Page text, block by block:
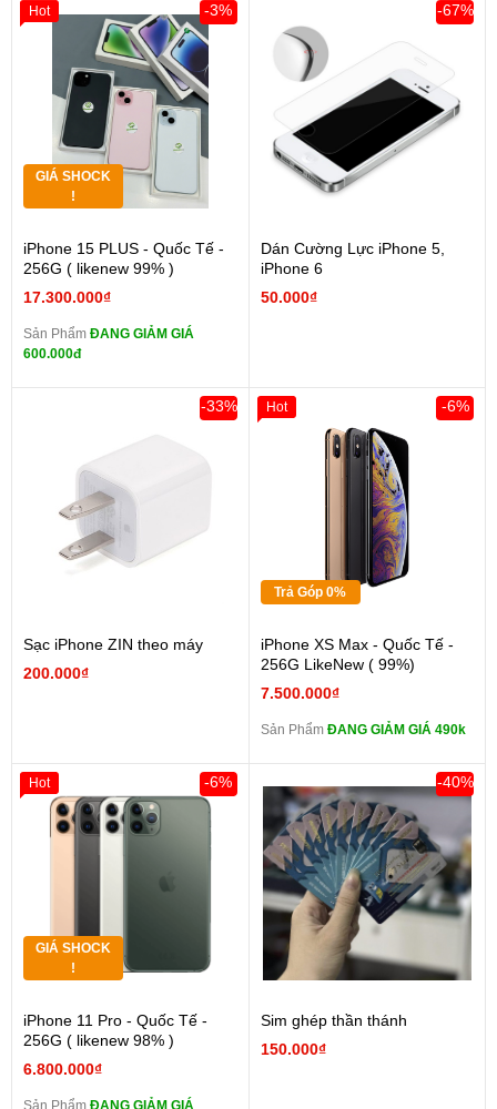
GIÁ SHOCK
!
iPhone 15 PLUS - Quốc Tế -
256G ( likenew 99% )
17.300.000₫
-3%
Sản Phẩm ĐANG GIẢM GIÁ
600.000đ
Hot
Dán Cường Lực iPhone 5,
iPhone 6
50.000₫
-67%
Sạc iPhone ZIN theo máy
200.000₫
-33%
Trả Góp 0%
iPhone XS Max - Quốc Tế -
256G LikeNew ( 99%)
7.500.000₫
-6%
Sản Phẩm ĐANG GIẢM GIÁ 490k
Hot
GIÁ SHOCK
!
iPhone 11 Pro - Quốc Tế -
256G ( likenew 98% )
6.800.000₫
-6%
Hot
Sim ghép thần thánh
150.000₫
-40%